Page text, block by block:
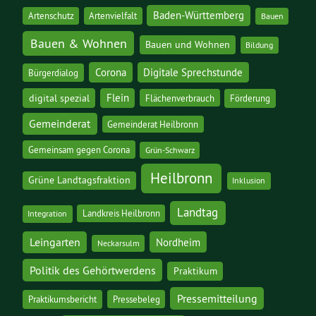
Artenschutz Artenvielfalt Baden-Württemberg Bauen
Bauen & Wohnen Bauen und Wohnen Bildung
Bürgerdialog Corona Digitale Sprechstunde
digital spezial Flein Flächenverbrauch Förderung
Gemeinderat Gemeinderat Heilbronn
Gemeinsam gegen Corona Grün-Schwarz
Grüne Landtagsfraktion Heilbronn Inklusion
Integration Landkreis Heilbronn Landtag
Leingarten Neckarsulm Nordheim
Politik des Gehörtwerdens Praktikum
Praktikumsbericht Pressebeleg Pressemitteilung